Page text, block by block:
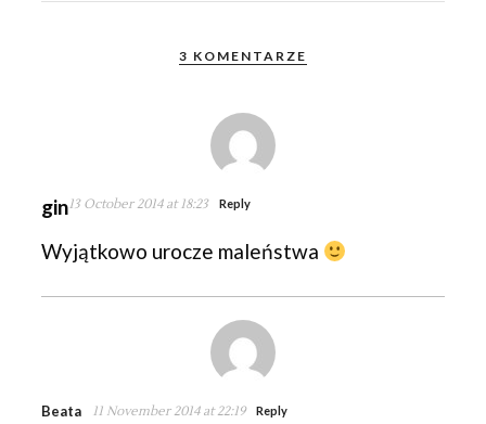
3 KOMENTARZE
gin13 October 2014 at 18:23 Reply
Wyjątkowo urocze maleństwa
Beata 11 November 2014 at 22:19 Reply